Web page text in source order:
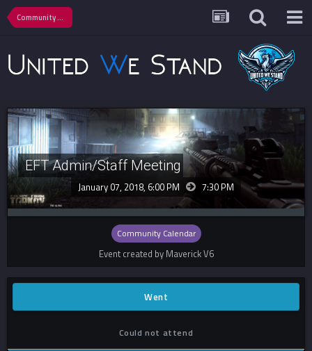
Community Calendar
EFT Admin/Staff Meeting
January 07, 2018, 6:00 PM 7:30 PM
Community Calendar
Event created by Maverick V6
Went
Could not attend